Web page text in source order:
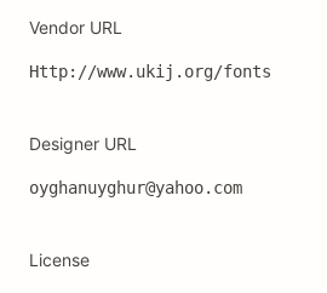
Vendor URL
Http://www.ukij.org/fonts
Designer URL
oyghanuyghur@yahoo.com
License